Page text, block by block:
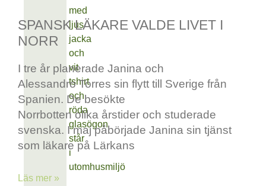
SPANSK LÄKARE VALDE LIVET I
NORR
I tre år planerade Janina och
Alessandro Torres sin flytt till Sverige från
Spanien. De besökte
Norrbotten olika årstider och studerade
svenska. I maj påbörjade Janina sin tjänst
som läkare på Lärkans
Läs mer »